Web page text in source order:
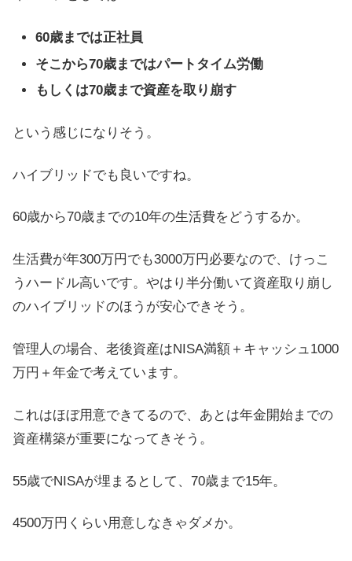
60歳までは正社員
そこから70歳まではパートタイム労働
もしくは70歳まで資産を取り崩す
という感じになりそう。
ハイブリッドでも良いですね。
60歳から70歳までの10年の生活費をどうするか。
生活費が年300万円でも3000万円必要なので、けっこ
うハードル高いです。やはり半分働いて資産取り崩し
のハイブリッドのほうが安心できそう。
管理人の場合、老後資産はNISA満額＋キャッシュ1000
万円＋年金で考えています。
これはほぼ用意できてるので、あとは年金開始までの
資産構築が重要になってきそう。
55歳でNISAが埋まるとして、70歳まで15年。
4500万円くらい用意しなきゃダメか。